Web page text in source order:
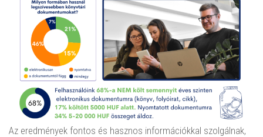
Az eredmények fontos és hasznos információkkal szolgálnak,